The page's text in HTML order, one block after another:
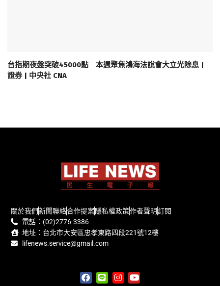
台指期夜盤突破45000點 本週聚焦鴻海法說會大立光除息 |
證券 | 中央社 CNA
關於我們新聞聯絡合作提案隱私權政策作者聲明訂閱
電話：(02)2776-3386
地址：台北市大安區忠孝東路四段221號12樓
lifenews.service@gmail.com